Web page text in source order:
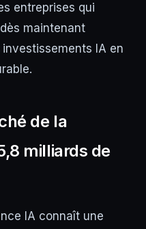
entreprises qui
maintenant
IA en
de la
milliards de
IA connaît une